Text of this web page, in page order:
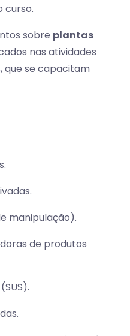
curso.
sobre plantas
nas atividades
que se capacitam
manipulação).
de produtos